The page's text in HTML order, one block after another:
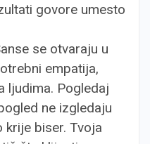
govore umesto
se otvaraju u
empatija,
ljudima. Pogledaj
ne izgledaju
krije biser. Tvoja